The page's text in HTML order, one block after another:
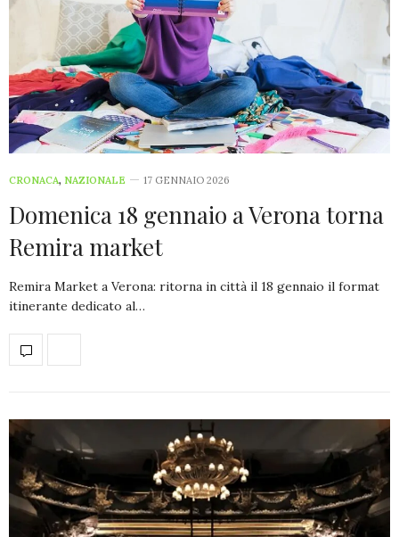
CRONACA, NAZIONALE 17 GENNAIO 2026
Domenica 18 gennaio a Verona torna
Remira market
Remira Market a Verona: ritorna in città il 18 gennaio il format
itinerante dedicato al…